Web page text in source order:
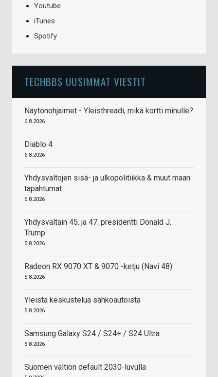
Youtube
iTunes
Spotify
TECHBBS UUSIMMAT VIESTIT
Näytönohjaimet - Yleisthreadi, mikä kortti minulle?
6.8.2026
Diablo 4
6.8.2026
Yhdysvaltojen sisä- ja ulkopolitiikka & muut maan
tapahtumat
6.8.2026
Yhdysvaltain 45. ja 47. presidentti Donald J.
Trump
5.8.2026
Radeon RX 9070 XT & 9070 -ketju (Navi 48)
5.8.2026
Yleistä keskustelua sähköautoista
5.8.2026
Samsung Galaxy S24 / S24+ / S24 Ultra
5.8.2026
Suomen valtion default 2030-luvulla